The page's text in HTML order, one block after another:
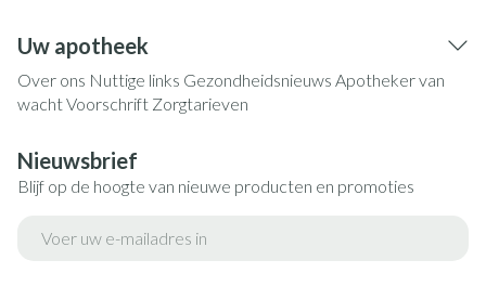
Uw apotheek
Over ons Nuttige links Gezondheidsnieuws Apotheker van
wachtVoorschrift Zorgtarieven
Nieuwsbrief
Blijf op de hoogte van nieuwe producten en promoties